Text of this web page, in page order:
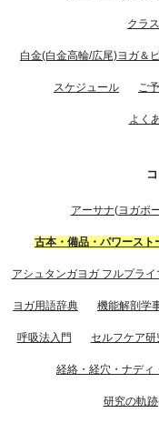
クラ
白金(白金高輪/広尾)ヨガ＆
スケジュール ご
よく
アーサナ(ヨガポ
古本・備品・パワースト
アシュタンガヨガ フルプライ
ヨガ用語辞典 機能解剖学
呼吸法入門 セルフケア研
経絡・経穴・ナディ
研究の軌